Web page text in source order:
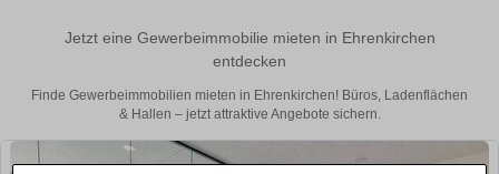
Jetzt eine Gewerbeimmobilie mieten in Ehrenkirchen
entdecken
Finde Gewerbeimmobilien mieten in Ehrenkirchen! Büros, Ladenflächen
& Hallen – jetzt attraktive Angebote sichern.